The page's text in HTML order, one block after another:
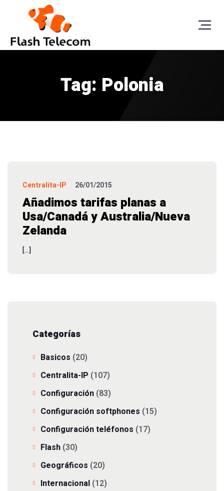
Tag: Polonia
Centralita-IP 26/01/2015
Añadimos tarifas planas a
Usa/Canadá y Australia/Nueva
Zelanda
[…]
Categorías
Basicos (20)
Centralita-IP (107)
Configuración (83)
Configuración softphones (15)
Configuración teléfonos (17)
Flash (30)
Geográficos (20)
Internacional (12)